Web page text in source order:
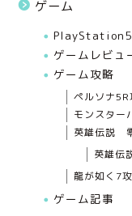
ゲーム
PlayStation5
ゲームレビュ
ゲーム攻略
ペルソナ5R
モンスター
英雄伝説
英雄伝
龍が如く7
ゲーム記事